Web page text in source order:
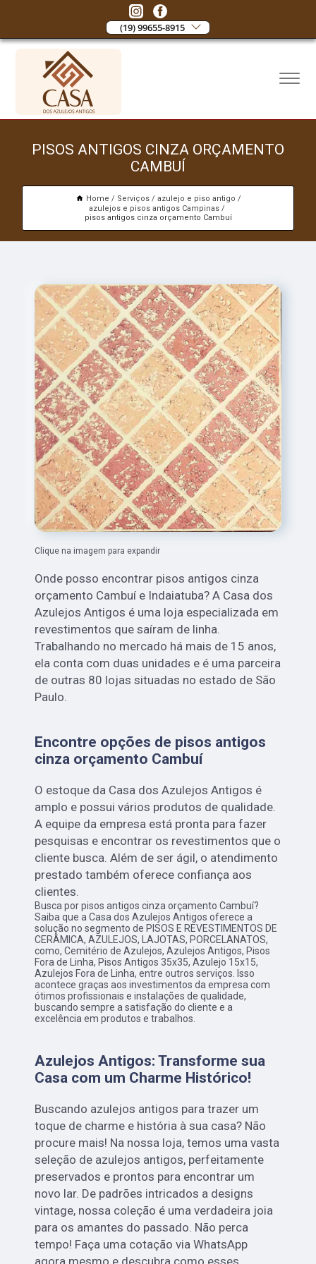
(19) 99655-8915
PISOS ANTIGOS CINZA ORÇAMENTO
CAMBUÍ
Home Serviços
azulejo e piso antigo
azulejos e pisos antigos Campinas
pisos antigos cinza orçamento Cambuí
Clique na imagem para expandir
Onde posso encontrar pisos antigos cinza
orçamento Cambuí e Indaiatuba? A Casa dos
Azulejos Antigos é uma loja especializada em
revestimentos que saíram de linha.
Trabalhando no mercado há mais de 15 anos,
ela conta com duas unidades e é uma parceira
de outras 80 lojas situadas no estado de São
Paulo.
Encontre opções de pisos antigos
cinza orçamento Cambuí
O estoque da Casa dos Azulejos Antigos é
amplo e possui vários produtos de qualidade.
A equipe da empresa está pronta para fazer
pesquisas e encontrar os revestimentos que o
cliente busca. Além de ser ágil, o atendimento
prestado também oferece confiança aos
clientes.
Busca por pisos antigos cinza orçamento Cambuí?
Saiba que a Casa dos Azulejos Antigos oferece a
solução no segmento de PISOS E REVESTIMENTOS DE
CERÂMICA, AZULEJOS, LAJOTAS, PORCELANATOS,
como, Cemitério de Azulejos, Azulejos Antigos, Pisos
Fora de Linha, Pisos Antigos 35x35, Azulejo 15x15,
Azulejos Fora de Linha, entre outros serviços. Isso
acontece graças aos investimentos da empresa com
ótimos profissionais e instalações de qualidade,
buscando sempre a satisfação do cliente e a
excelência em produtos e trabalhos.
Azulejos Antigos: Transforme sua
Casa com um Charme Histórico!
Buscando azulejos antigos para trazer um
toque de charme e história à sua casa? Não
procure mais! Na nossa loja, temos uma vasta
seleção de azulejos antigos, perfeitamente
preservados e prontos para encontrar um
novo lar. De padrões intricados a designs
vintage, nossa coleção é uma verdadeira joia
para os amantes do passado. Não perca
tempo! Faça uma cotação via WhatsApp